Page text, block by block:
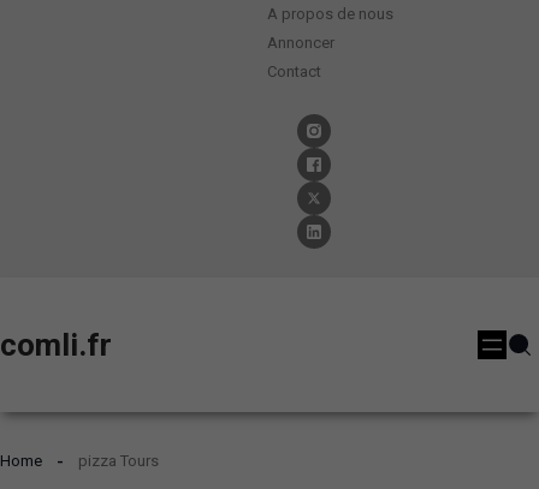
A propos de nous
Annoncer
Contact
comli.fr
Home pizza Tours